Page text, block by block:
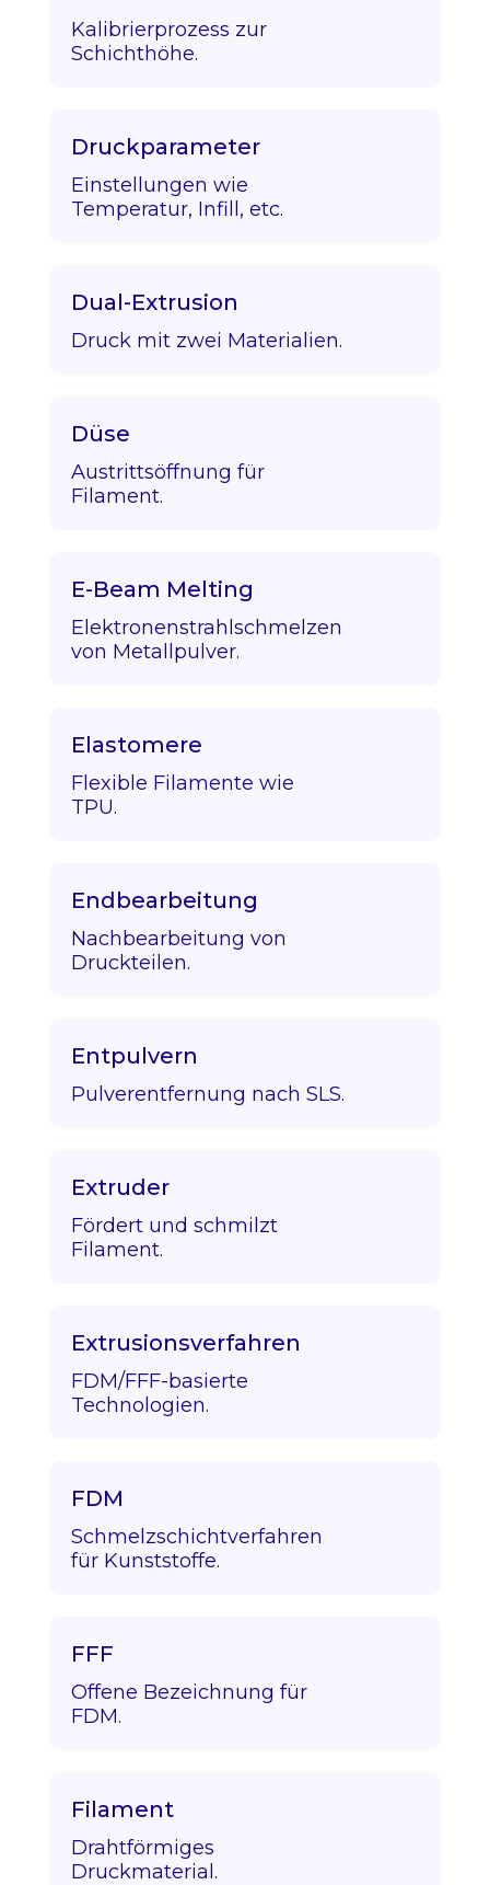
Kalibrierprozess zur
Schichthöhe.
Druckparameter
Einstellungen wie
Temperatur, Infill, etc.
Dual-Extrusion
Druck mit zwei Materialien.
Düse
Austrittsöffnung für
Filament.
E-Beam Melting
Elektronenstrahlschmelzen
von Metallpulver.
Elastomere
Flexible Filamente wie
TPU.
Endbearbeitung
Nachbearbeitung von
Druckteilen.
Entpulvern
Pulverentfernung nach SLS.
Extruder
Fördert und schmilzt
Filament.
Extrusionsverfahren
FDM/FFF-basierte
Technologien.
FDM
Schmelzschichtverfahren
für Kunststoffe.
FFF
Offene Bezeichnung für
FDM.
Filament
Drahtförmiges
Druckmaterial.